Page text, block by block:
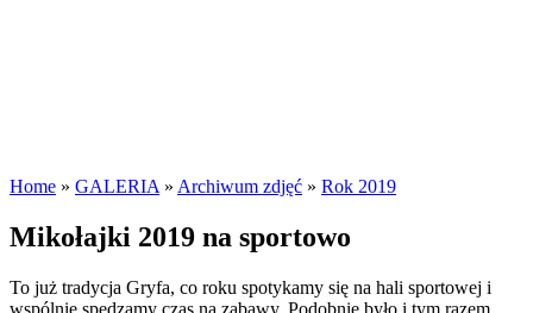
Home » GALERIA » Archiwum zdjęć » Rok 2019
Mikołajki 2019 na sportowo
To już tradycja Gryfa, co roku spotykamy się na hali sportowej i
wspólnie spędzamy czas na zabawy. Podobnie było i tym razem,